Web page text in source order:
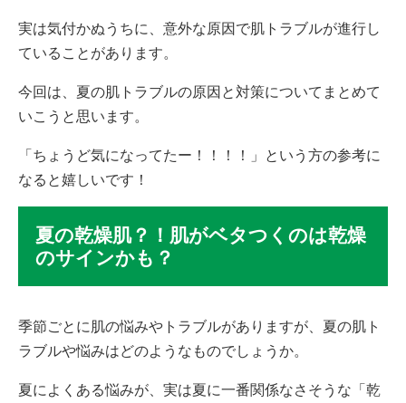
実は気付かぬうちに、意外な原因で肌トラブルが進行し
ていることがあります。
今回は、夏の肌トラブルの原因と対策についてまとめて
いこうと思います。
「ちょうど気になってたー！！！！」という方の参考に
なると嬉しいです！
夏の乾燥肌？！肌がベタつくのは乾燥
のサインかも？
季節ごとに肌の悩みやトラブルがありますが、夏の肌ト
ラブルや悩みはどのようなものでしょうか。
夏によくある悩みが、実は夏に一番関係なさそうな「乾